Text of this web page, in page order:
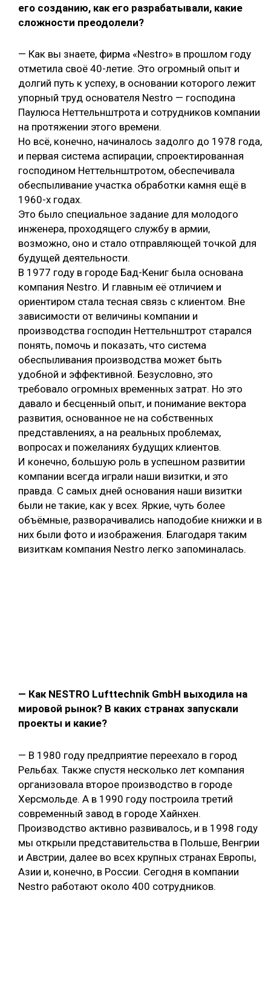
его созданию, как его разрабатывали, какие
сложности преодолели?
— Как вы знаете, фирма «Nestro» в прошлом году
отметила своё 40-летие. Это огромный опыт и
долгий путь к успеху, в основании которого лежит
упорный труд основателя Nestro — господина
Паулюса Неттельнштрота и сотрудников компании
на протяжении этого времени.
Но всё, конечно, начиналось задолго до 1978 года,
и первая система аспирации, спроектированная
господином Неттельнштротом, обеспечивала
обеспыливание участка обработки камня ещё в
1960-х годах.
Это было специальное задание для молодого
инженера, проходящего службу в армии,
возможно, оно и стало отправляющей точкой для
будущей деятельности.
В 1977 году в городе Бад-Кениг была основана
компания Nestro. И главным её отличием и
ориентиром стала тесная связь с клиентом. Вне
зависимости от величины компании и
производства господин Неттельнштрот старался
понять, помочь и показать, что система
обеспыливания производства может быть
удобной и эффективной. Безусловно, это
требовало огромных временных затрат. Но это
давало и бесценный опыт, и понимание вектора
развития, основанное не на собственных
представлениях, а на реальных проблемах,
вопросах и пожеланиях будущих клиентов.
И конечно, большую роль в успешном развитии
компании всегда играли наши визитки, и это
правда. С самых дней основания наши визитки
были не такие, как у всех. Яркие, чуть более
объёмные, разворачивались наподобие книжки и в
них были фото и изображения. Благодаря таким
визиткам компания Nestro легко запоминалась.
— Как NESTRO Lufttechnik GmbH выходила на
мировой рынок? В каких странах запускали
проекты и какие?
— В 1980 году предприятие переехало в город
Рельбах. Также спустя несколько лет компания
организовала второе производство в городе
Херсмольде. А в 1990 году построила третий
современный завод в городе Хайнхен.
Производство активно развивалось, и в 1998 году
мы открыли представительства в Польше, Венгрии
и Австрии, далее во всех крупных странах Европы,
Азии и, конечно, в России. Сегодня в компании
Nestro работают около 400 сотрудников.